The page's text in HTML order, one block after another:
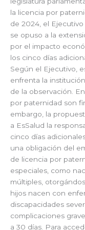
la licencia por
de 2024, el
se opuso a la
por el impacto
los cinco días
Según el Ejecutivo,
enfrenta la
de la observación.
por paternidad son
embargo, la
a EsSalud la
cinco días
una obligación del
de licencia por
especiales, como
múltiples,
hijos nacen con
discapacidades
complicaciones
a 30 días. Para